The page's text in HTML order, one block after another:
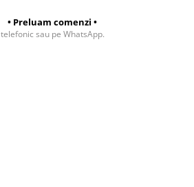
• Preluam comenzi •
telefonic sau pe WhatsApp.